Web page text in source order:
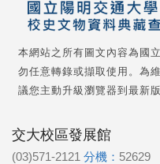
本網站之所有圖文內容為國
勿任意轉錄或擷取使用。為
議您主動升級瀏覽器到最新版
交大校區發展館
(03)571-2121 分機： 52629